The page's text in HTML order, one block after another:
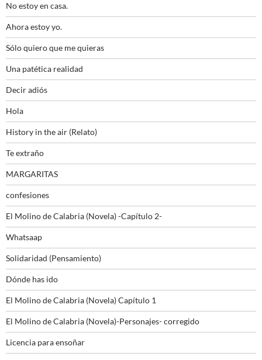
No estoy en casa.
Ahora estoy yo.
Sólo quiero que me quieras
Una patética realidad
Decir adiós
Hola
History in the air (Relato)
Te extraño
MARGARITAS
confesiones
El Molino de Calabria (Novela) -Capítulo 2-
Whatsaap
Solidaridad (Pensamiento)
Dónde has ido
El Molino de Calabria (Novela) Capítulo 1
El Molino de Calabria (Novela)-Personajes- corregido
Licencia para ensoñar